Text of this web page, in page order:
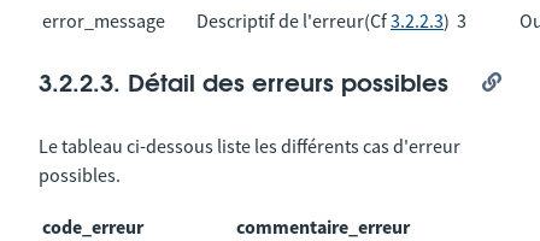
error_message
Descriptif de l'erreur(Cf3.2.2.3) 3
3.2.2.3. Détail des erreurs possibles
Le tableau ci-dessous liste les différents cas d'erreur
possibles.
code_erreur commentaire_erreur